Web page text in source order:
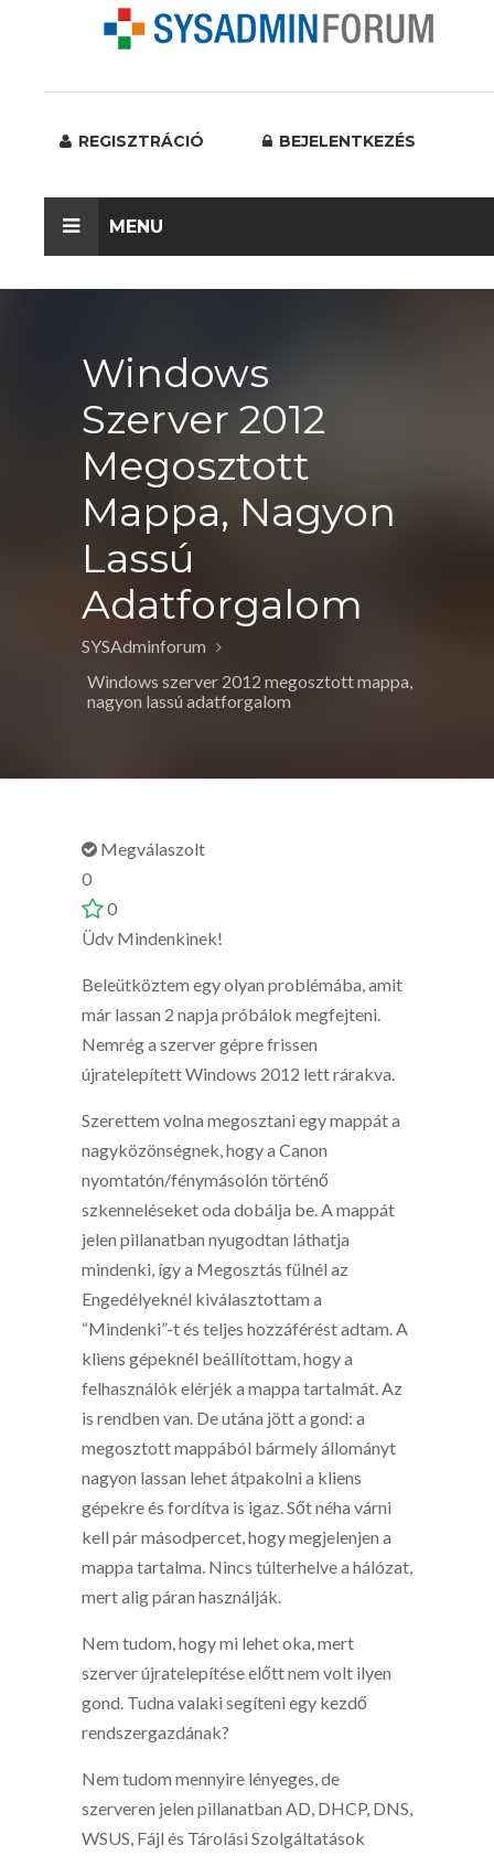
REGISZTRÁCIÓ BEJELENTKEZÉS
MENU
Windows
Szerver 2012
Megosztott
Mappa, Nagyon
Lassú
Adatforgalom
SYSAdminforum
Windows szerver 2012 megosztott mappa,
nagyon lassú adatforgalom
Megválaszolt
0
0
Üdv Mindenkinek!
Beleütköztem egy olyan problémába, amit
már lassan 2 napja próbálok megfejteni.
Nemrég a szerver gépre frissen
újratelepített Windows 2012 lett rárakva.
Szerettem volna megosztani egy mappát a
nagyközönségnek, hogy a Canon
nyomtatón/fénymásolón történő
szkenneléseket oda dobálja be. A mappát
jelen pillanatban nyugodtan láthatja
mindenki, így a Megosztás fülnél az
Engedélyeknél kiválasztottam a
“Mindenki”-t és teljes hozzáférést adtam. A
kliens gépeknél beállítottam, hogy a
felhasználók elérjék a mappa tartalmát. Az
is rendben van. De utána jött a gond: a
megosztott mappából bármely állományt
nagyon lassan lehet átpakolni a kliens
gépekre és fordítva is igaz. Sőt néha várni
kell pár másodpercet, hogy megjelenjen a
mappa tartalma. Nincs túlterhelve a hálózat,
mert alig páran használják.
Nem tudom, hogy mi lehet oka, mert
szerver újratelepítése előtt nem volt ilyen
gond. Tudna valaki segíteni egy kezdő
rendszergazdának?
Nem tudom mennyire lényeges, de
szerveren jelen pillanatban AD, DHCP, DNS,
WSUS, Fájl és Tárolási Szolgáltatások